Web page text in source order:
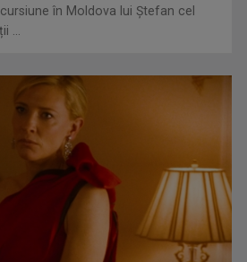
românesc ...
oamenilor ...
în Moldova lui Ștefan cel
...